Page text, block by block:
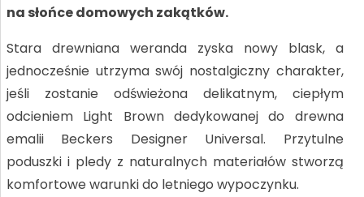
na słońce domowych zakątków.
Stara drewniana weranda zyska nowy blask, a
jednocześnie utrzyma swój nostalgiczny charakter,
jeśli zostanie odświeżona delikatnym, ciepłym
odcieniem Light Brown dedykowanej do drewna
emalii Beckers Designer Universal. Przytulne
poduszki i pledy z naturalnych materiałów stworzą
komfortowe warunki do letniego wypoczynku.